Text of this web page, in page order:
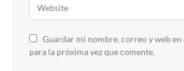
Guardar mi nombre, correo y web en
para la próxima vez que comente.